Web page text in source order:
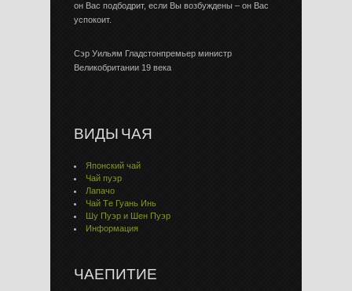
он Вас подбодрит, если Вы возбуждены – он Вас
успокоит.
Сэр Уильям Гладстонпремьер министр
Великобритании 19 века
ВИДЫ ЧАЯ
Японский чай
Чай пуэр
Лапачо
Чай Тe Гуaнь Инь
Шу Пуэр и Шен Пуэр
Информация
ЧАЕПИТИЕ